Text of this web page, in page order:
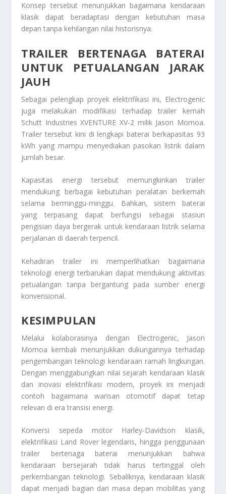
Konsep tersebut menunjukkan bagaimana kendaraan
klasik dapat beradaptasi dengan kebutuhan masa
depan tanpa kehilangan nilai historisnya.
TRAILER BERTENAGA BATERAI
UNTUK PETUALANGAN JARAK
JAUH
Sebagai pelengkap proyek elektrifikasi ini, Electrogenic
juga melakukan modifikasi terhadap trailer kemah
Schutt Industries XVENTURE XV-2 milik Jason Momoa.
Trailer tersebut kini di lengkapi baterai berkapasitas 93
kWh yang mampu menyediakan pasokan listrik dalam
jumlah besar.
Kapasitas energi tersebut memungkinkan trailer
mendukung berbagai kebutuhan peralatan berkemah
selama berminggu-minggu. Bahkan, sistem baterai
yang terpasang dapat berfungsi sebagai stasiun
pengisian daya bergerak untuk kendaraan listrik selama
perjalanan di daerah terpencil.
Kehadiran trailer ini memperlihatkan bagaimana
teknologi energi terbarukan dapat mendukung aktivitas
petualangan tanpa bergantung pada sumber energi
konvensional.
KESIMPULAN
Melalui kolaborasinya dengan Electrogenic, Jason
Momoa kembali menunjukkan dukungannya terhadap
pengembangan teknologi kendaraan ramah lingkungan.
Dengan menggabungkan nilai sejarah kendaraan klasik
dan inovasi elektrifikasi modern, proyek ini menjadi
contoh bagaimana warisan otomotif dapat tetap
relevan di era transisi energi.
Konversi sepeda motor Harley-Davidson klasik,
elektrifikasi Land Rover legendaris, hingga penggunaan
trailer bertenaga baterai menunjukkan bahwa
kendaraan bersejarah tidak harus tertinggal oleh
perkembangan teknologi. Sebaliknya, kendaraan klasik
dapat menjadi bagian dari masa depan mobilitas yang